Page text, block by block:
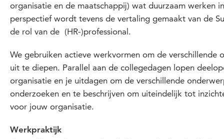
organisatie en de maatschappij) wat duurzaam werken
perspectief wordt tevens de vertaling gemaakt van de
de rol van de (HR-)professional.
We gebruiken actieve werkvormen om de verschillende
uit te diepen. Parallel aan de collegedagen lopen
organisatie en je uitdagen om de verschillende
onderzoeken en te beschrijven om uiteindelijk tot
voor jouw organisatie.
Werkpraktijk